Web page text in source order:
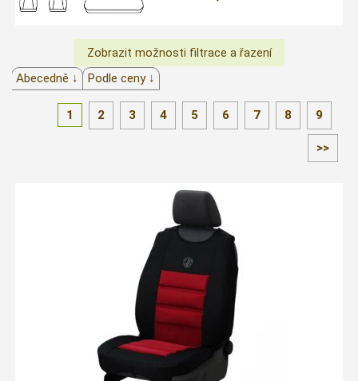
Abecedně ↓ Podle ceny ↓
1 2 3 4 5 6 7 8 9
>>